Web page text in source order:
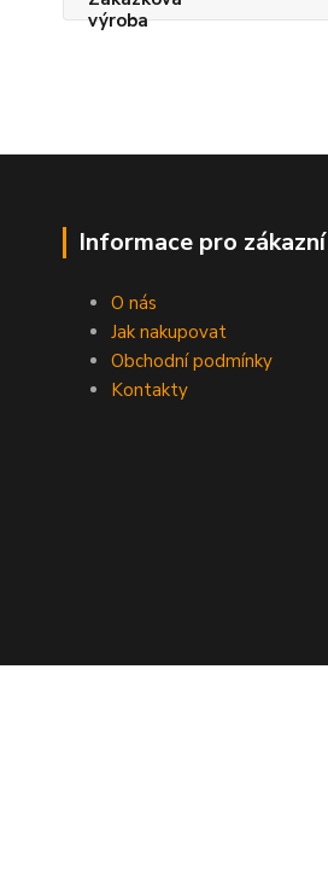
Informace pro
O nás
Jak nakupovat
Obchodní podmínky
Kontakty